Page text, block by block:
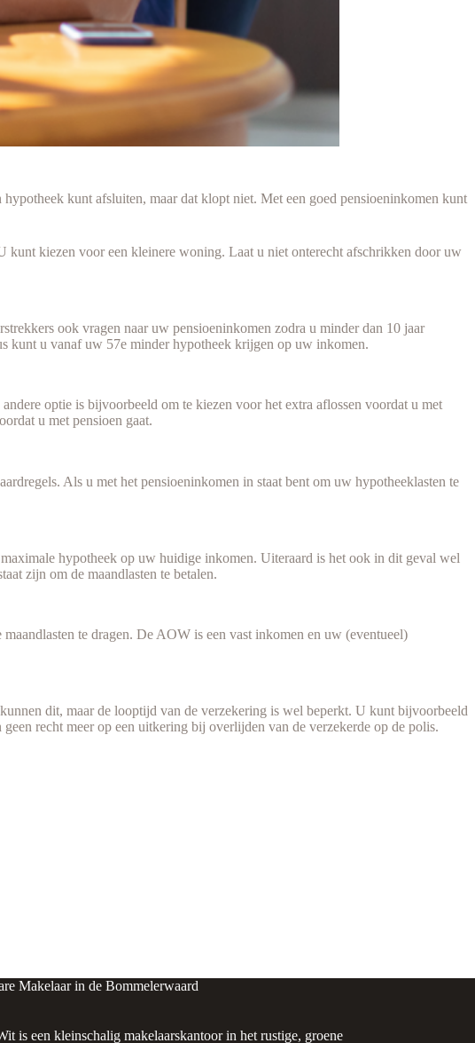
kunt afsluiten, maar dat klopt niet. Met een goed pensioeninkomen kunt
kiezen voor een kleinere woning. Laat u niet onterecht afschrikken door uw
ook vragen naar uw pensioeninkomen zodra u minder dan 10 jaar
kunt u vanaf uw 57e minder hypotheek krijgen op uw inkomen.
optie is bijvoorbeeld om te kiezen voor het extra aflossen voordat u met
u met pensioen gaat.
Als u met het pensioeninkomen in staat bent om uw hypotheeklasten te
hypotheek op uw huidige inkomen. Uiteraard is het ook in dit geval wel
zijn om de maandlasten te betalen.
te dragen. De AOW is een vast inkomen en uw (eventueel)
dit, maar de looptijd van de verzekering is wel beperkt. U kunt bijvoorbeeld
recht meer op een uitkering bij overlijden van de verzekerde op de polis.
Makelaar in de Bommelerwaard
is een kleinschalig makelaarskantoor in het rustige, groene